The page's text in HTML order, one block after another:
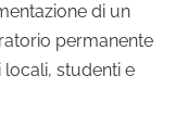
di un
permanente
studenti e